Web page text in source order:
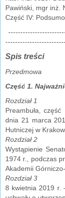
Pawiński, mgr inż.
Część IV:
Spis treści
Przedmowa
Część 1.
Rozdział 1
Preambuła,
dnia 21 marca
Hutniczej w
Rozdział 2
Wystąpienie
1974 r., podczas
Akademii
Rozdział 3
8 kwietnia 2019 r.